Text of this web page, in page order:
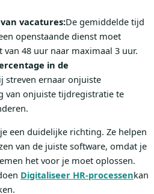
vacatures:De gemiddelde tijd
openstaande dienst moet
48 uur naar maximaal 3 uur.
in de
streven ernaar onjuiste
van onjuiste tijdregistratie te
een duidelijke richting. Ze helpen
van de juiste software, omdat je
het voor je moet oplossen.
Digitaliseer HR-processenkan